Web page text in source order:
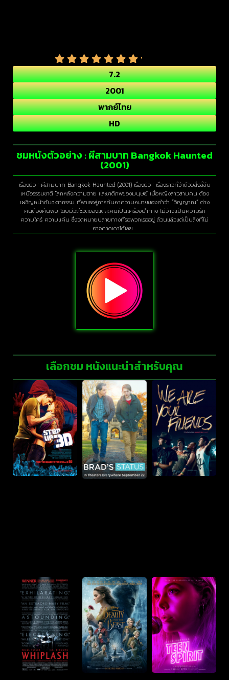
7.2
2001
พากย์ไทย
HD
ชมหนังตัวอย่าง : ผีสามบาท Bangkok Haunted
(2001)
เรื่องย่อ : ผีสามบาท Bangkok Haunted (2001) เรื่องย่อ : เรื่องราวที่ว่าด้วยสิ่งลี้ลับ
เหนือธรรมชาติ โลกหลังความตาย และชาติภพของมนุษย์ เมื่อหญิงสาวสามคน ต้อง
เผชิญหน้ากับชะตากรรม ที่พาเธอสู่การค้นหาความหมายของคำว่า “วิญญาณ” ต่าง
คนต้องค้นพบ โดยมีวิถีชีวิตของแต่ละคนเป็นเครื่องนำทาง ไม่ว่าจะเป็นความรัก
ความใคร่ ความแค้น ซึ่งจุดหมายปลายทางที่รอพวกเธออยู่ ล้วนแล้วแต่เป็นสิ่งที่ไม่
อาจคาดเดาได้เลย…
เลือกชม หนังแนะนำสำหรับคุณ